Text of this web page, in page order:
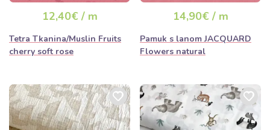
dan
12,40€ / m
Tetra Tkanina/Muslin Fruits
cherry soft rose
dana
14,90€ / m
Pamuk s lanom JACQUARD
Flowers natural